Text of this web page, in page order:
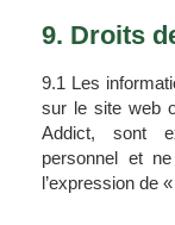
9. Droits
9.1 Les
sur le site web
Addict, sont
personnel et
l’expression de